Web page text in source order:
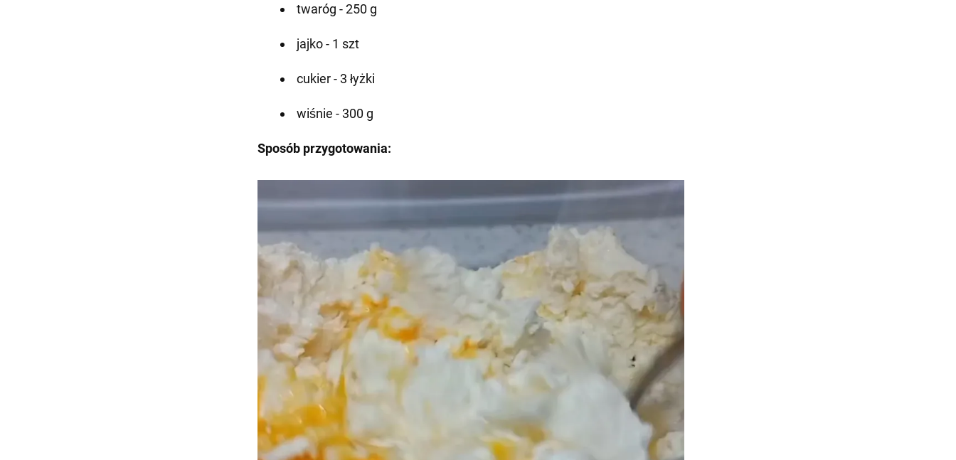
twaróg - 250 g
jajko - 1 szt
cukier - 3 łyżki
wiśnie - 300 g
Sposób przygotowania: